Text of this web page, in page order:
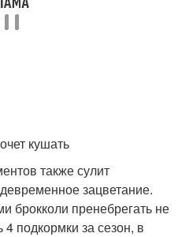
кушать
также сулит
зацветание.
брокколи пренебрегать не
4 подкормки за сезон, в